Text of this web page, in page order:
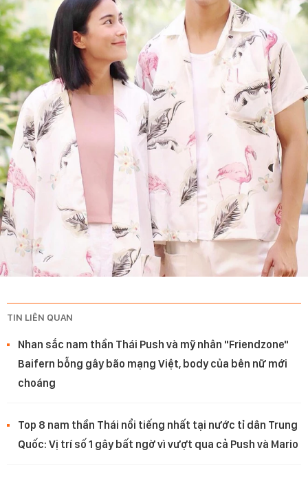
TIN LIÊN QUAN
Nhan sắc nam thần Thái Push và mỹ nhân "Friendzone"
Baifern bỗng gây bão mạng Việt, body của bên nữ mới
choáng
Top 8 nam thần Thái nổi tiếng nhất tại nước tỉ dân Trung
Quốc: Vị trí số 1 gây bất ngờ vì vượt qua cả Push và Mario